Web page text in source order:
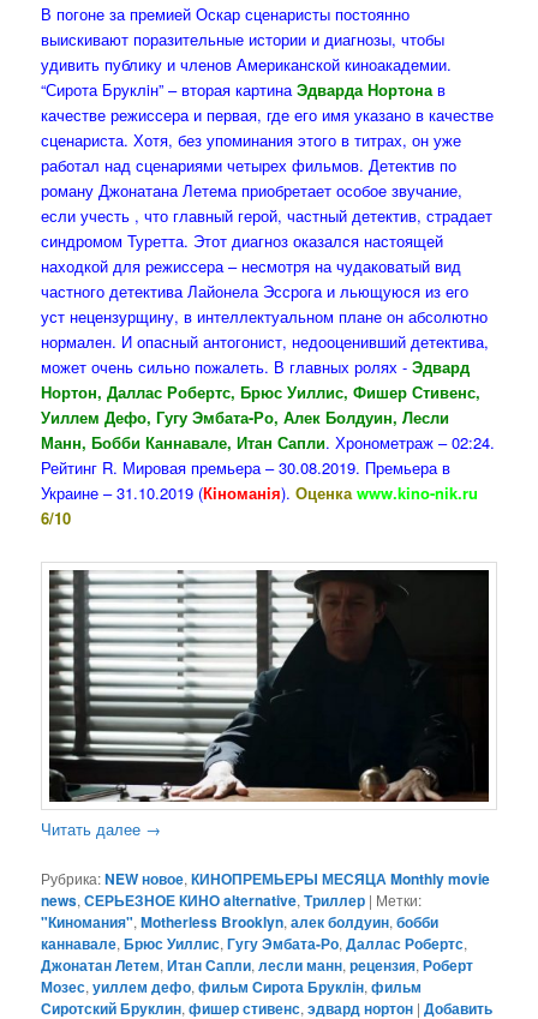
В погоне за премией Оскар сценаристы постоянно
выискивают поразительные истории и диагнозы, чтобы
удивить публику и членов Американской киноакадемии.
“Сирота Бруклiн” – вторая картинаЭдварда Нортонав
качестве режиссера и первая, где его имя указано в качестве
сценариста. Хотя, без упоминания этого в титрах, он уже
работал над сценариями четырех фильмов. Детектив по
роману Джонатана Летема приобретает особое звучание,
если учесть , что главный герой, частный детектив, страдает
синдромом Туретта. Этот диагноз оказался настоящей
находкой для режиссера – несмотря на чудаковатый вид
частного детектива Лайонела Эссрога и льющуюся из его
уст нецензурщину, в интеллектуальном плане он абсолютно
нормален. И опасный антогонист, недооценивший детектива,
может очень сильно пожалеть. В главных ролях - Эдвард
Нортон, Даллас Робертс, Брюс Уиллис, Фишер Стивенс,
Уиллем Дефо, Гугу Эмбата-Ро, Алек Болдуин, Лесли
Манн, Бобби Каннавале, Итан Сапли. Хронометраж – 02:24.
Рейтинг R. Мировая премьера – 30.08.2019. Премьера в
Украине – 31.10.2019 (Кiноманiя).Оценкаwww.kino-nik.ru
6/10
Читать далее →
Рубрика:NEW новое,КИНОПРЕМЬЕРЫ МЕСЯЦА Monthly movie
news,СЕРЬЕЗНОЕ КИНО alternative,Триллер | Метки:
"Киномания",Motherless Brooklyn,алек болдуин,бобби
каннавале,Брюс Уиллис,Гугу Эмбата-Ро,Даллас Робертс,
Джонатан Летем,Итан Сапли,лесли манн,рецензия,Роберт
Мозес,уиллем дефо,фильм Сирота Бруклін,фильм
Сиротский Бруклин,фишер стивенс,эдвард нортон |Добавить